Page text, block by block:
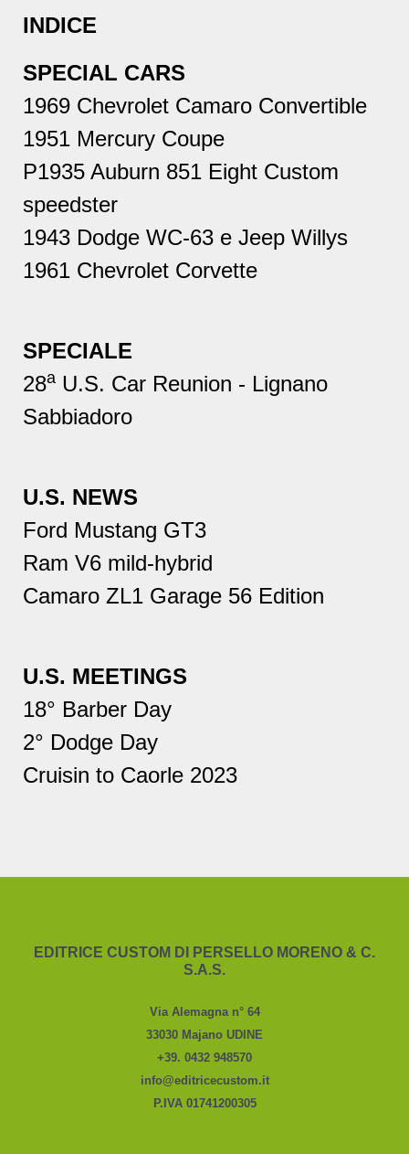
INDICE
SPECIAL CARS
1969 Chevrolet Camaro Convertible
1951 Mercury Coupe
P1935 Auburn 851 Eight Custom
speedster
1943 Dodge WC-63 e Jeep Willys
1961 Chevrolet Corvette
SPECIALE
28a U.S. Car Reunion - Lignano
Sabbiadoro
U.S. NEWS
Ford Mustang GT3
Ram V6 mild-hybrid
Camaro ZL1 Garage 56 Edition
U.S. MEETINGS
18° Barber Day
2° Dodge Day
Cruisin to Caorle 2023
EDITRICE CUSTOM DI PERSELLO MORENO & C.
S.A.S.
Via Alemagna n° 64
33030 Majano UDINE
+39. 0432 948570
info@editricecustom.it
P.IVA 01741200305